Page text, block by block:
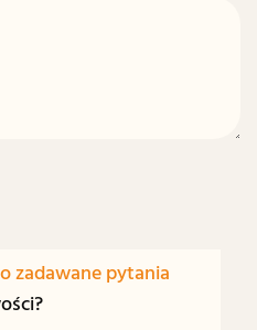
zadawane pytania